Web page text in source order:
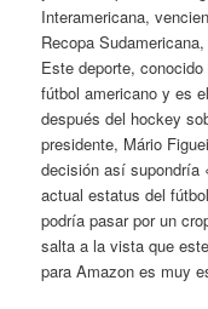
Interamericana,
Recopa
Este deporte,
fútbol americano y es
después del hockey
presidente, Mário
decisión así supondría
actual estatus del
podría pasar por un
salta a la vista que
para Amazon es muy